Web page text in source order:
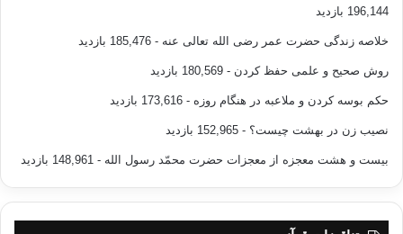
196,144 بازدید
خلاصه زندگی حضرت عمر رضی الله تعالی عنه - 185,476 بازدید
روش صحیح و علمی حفظ کردن - 180,569 بازدید
حکم بوسه کردن و ملاعبه در هنگام روزه - 173,616 بازدید
نصیب زن در بهشت چیست؟ - 152,965 بازدید
بیست و هشت معجزه از معجزات حضرت محمّد رسول الله - 148,961 بازدید